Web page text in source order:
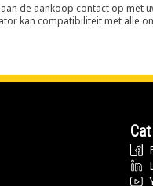
de aankoop contact op met
kan compatibiliteit met alle